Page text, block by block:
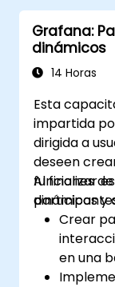
Grafana:
dinámicos
14 Horas
Esta
impartida
dirigida a
deseen
funciones
dinámicos y
Al finalizar
Crear
en una